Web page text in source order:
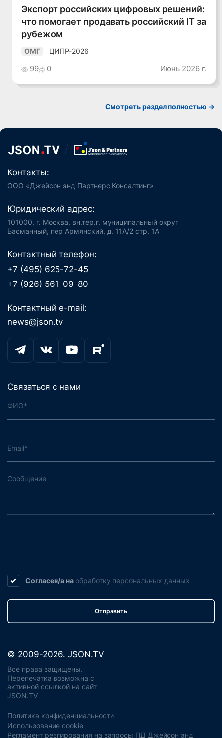
Экспорт российских цифровых решений:
что помогает продавать российский IT за
рубежом
ОМГ ЦИПР-2026
99 0 Июнь 2026 г.
Смотреть раздел полностью ->
Контакты:
ООО «Джейсон энд Партнерс Консалтинг»
Юридический адрес:
101000, г. Москва, вн.тер.г. муниципальный округ
Басманный, пер Армянский, д. 11А/2 стр. 1А
Контактный телефон:
+7 (495) 625-72-45
+7 (926) 561-09-80
Контактный e-mail:
news@json.tv
Связаться с нами
Согласен/а на обработку персональных данных
Отправить
© 2009-2026. JSON.TV
Все права защищены.
Перепечатка возможна с
активной ссылкой на сайт
JSON.TV
Политика конфиденциальности
Использование cookie
Регламент реагирования на запросы ПД Джейсон энд